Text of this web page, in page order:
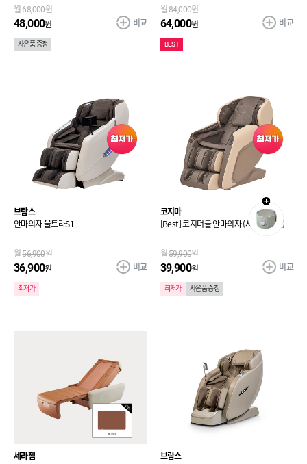
월68,000원
48,000원
사은품 증정
비교
월84,000원
64,000원
BEST
비교
브람스
안마의자 울트라S1
월56,900원
36,900원
최저가
비교
코지마
[Best] 코지더블 안마의자 (사은품 증정)
월59,900원
39,900원
최저가 사은품 증정
비교
세라젬
브람스